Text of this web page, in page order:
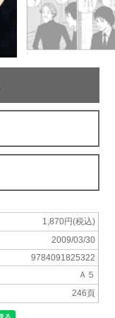
1,870円(税込)
2009/03/30
9784091825322
Ａ５
246頁